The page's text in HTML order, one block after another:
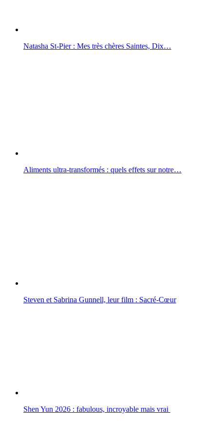
Natasha St-Pier : Mes très chères Saintes, Dix…
Aliments ultra-transformés : quels effets sur notre…
Steven et Sabrina Gunnell, leur film : Sacré-Cœur
Shen Yun 2026 : fabulous, incroyable mais vrai